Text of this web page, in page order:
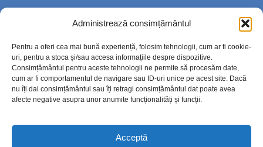
Administrează consimțământul
Pentru a oferi cea mai bună experiență, folosim tehnologii, cum ar fi cookie-
uri, pentru a stoca și/sau accesa informațiile despre dispozitive.
Consimțământul pentru aceste tehnologii ne permite să procesăm date,
cum ar fi comportamentul de navigare sau ID-uri unice pe acest site. Dacă
nu îți dai consimțământul sau îți retragi consimțământul dat poate avea
afecte negative asupra unor anumite funcționalități și funcții.
Acceptă
Contact
Politica de confidențialitate
Politică cookie-uri (UE)